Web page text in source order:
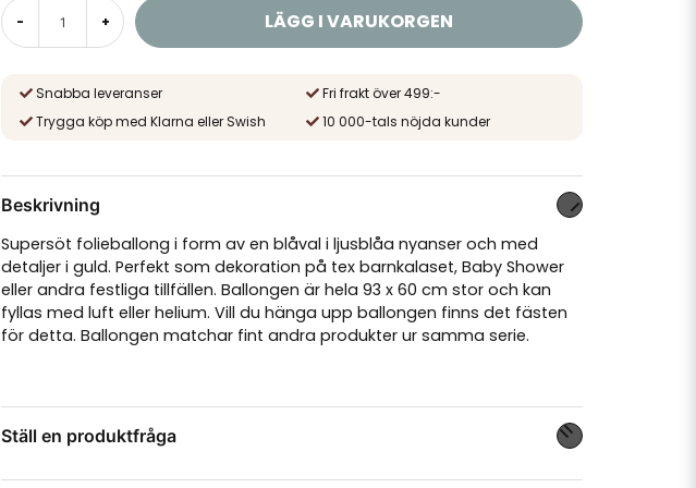
- + LÄGG I VARUKORGEN
Snabba leveranser
Fri frakt över 499:-
Trygga köp med Klarna eller Swish
10 000-tals nöjda kunder
Beskrivning
Supersöt folieballong i form av en blåval i ljusblåa nyanser och med
detaljer i guld. Perfekt som dekoration på tex barnkalaset, Baby Shower
eller andra festliga tillfällen. Ballongen är hela 93 x 60 cm stor och kan
fyllas med luft eller helium. Vill du hänga upp ballongen finns det fästen
för detta. Ballongen matchar fint andra produkter ur sammaserie.
Ställ en produktfråga